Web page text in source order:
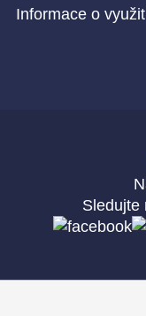
Informace o
Sledujte